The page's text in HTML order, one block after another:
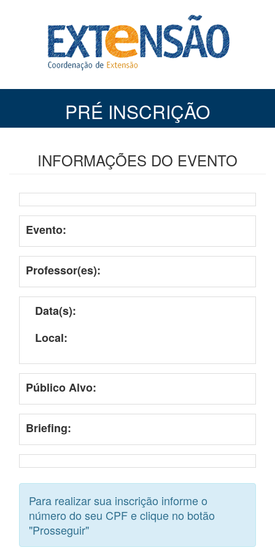
PRÉ INSCRIÇÃO
INFORMAÇÕES DO EVENTO
Evento:
Professor(es):
Data(s):
Local:
Público Alvo:
Briefing:
Para realizar sua inscrição informe o
número do seu CPF e clique no botão
"Prosseguir"